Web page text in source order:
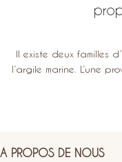
Il existe deux familles
l’argile marine. L’une
A PROPOS DE NOUS